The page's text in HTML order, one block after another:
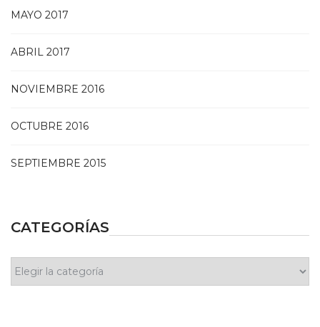
MAYO 2017
ABRIL 2017
NOVIEMBRE 2016
OCTUBRE 2016
SEPTIEMBRE 2015
CATEGORÍAS